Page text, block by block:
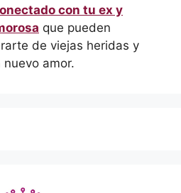
con tu ex y
que pueden
de viejas heridas y
amor.